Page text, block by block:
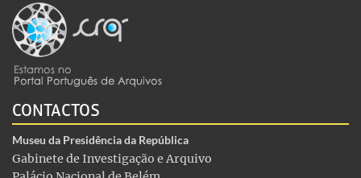
CONTACTOS
Museu da Presidência da República
Gabinete de Investigação e Arquivo